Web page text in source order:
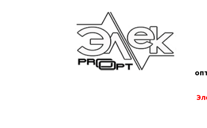
навигации
содержимому